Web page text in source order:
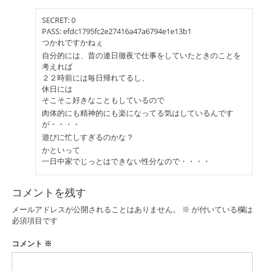
SECRET: 0
PASS: efdc1795fc2e27416a47a6794e1e13b1
つかれですかねぇ
自分的には、昔の連日徹夜で仕事をしていたときのことを
考えれば
２２時前には毎日帰れてるし、
休日には
そこそこ好きなこともしているので
肉体的にも精神的にも楽になってる気はしているんです
が・・・・
遊びに忙しすぎるのかな？
かといって
一日中家でじっとはできない性分なので・・・・
コメントを残す
メールアドレスが公開されることはありません。 ※ が付いている欄は
必須項目です
コメント ※